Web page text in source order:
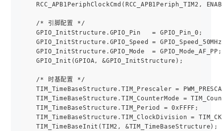
RCC_APB1PeriphClockCmd(RCC_APB1Periph_TIM2,
/* 引脚配置 */
GPIO_InitStructure.GPIO_Pin   = GPIO_Pin_0;
GPIO_InitStructure.GPIO_Speed =
GPIO_InitStructure.GPIO_Mode  = GPIO_Mode_AF_PP;
GPIO_Init(GPIOA, &GPIO_InitStructure);
/* 时基配置 */
TIM_TimeBaseStructure.TIM_Prescaler =
TIM_TimeBaseStructure.TIM_CounterMode =
TIM_TimeBaseStructure.TIM_Period = 0xFFFF;
TIM_TimeBaseStructure.TIM_ClockDivision =
TIM_TimeBaseInit(TIM2, &TIM_TimeBaseStructure);